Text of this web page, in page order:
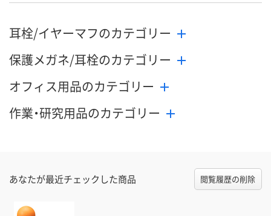
耳栓/イヤーマフのカテゴリー
保護メガネ/耳栓のカテゴリー
オフィス用品のカテゴリー
作業・研究用品のカテゴリー
あなたが最近チェックした商品 閲覧履歴の削除